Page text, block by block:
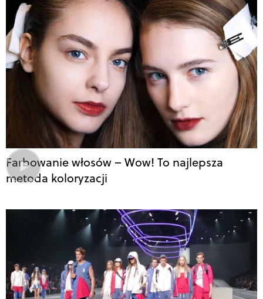
Farbowanie włosów – Wow! To najlepsza
metoda koloryzacji